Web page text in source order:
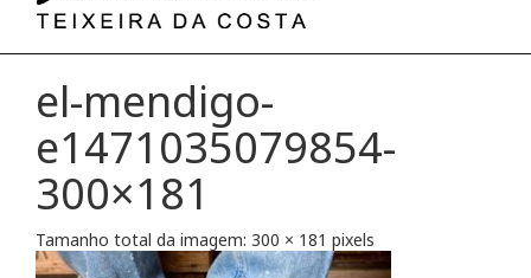
el-mendigo-
e1471035079854-
300×181
Tamanho total da imagem: 300 × 181 pixels